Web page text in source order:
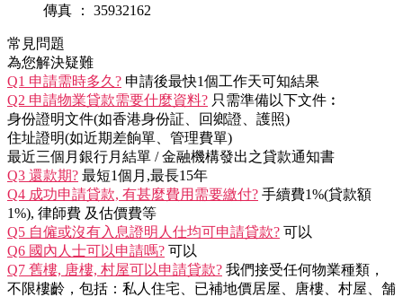
傳真 ： 35932162
常見問題
為您解決疑難
Q1 申請需時多久? 申請後最快1個工作天可知結果
Q2 申請物業貸款需要什麼資料? 只需準備以下文件︰
身份證明文件(如香港身份証、回鄉證、護照)
住址證明(如近期差餉單、管理費單)
最近三個月銀行月結單 / 金融機構發出之貸款通知書
Q3 還款期? 最短1個月,最長15年
Q4 成功申請貸款, 有甚麼費用需要繳付? 手續費1%(貸款額
1%), 律師費 及估價費等
Q5 自僱或沒有入息證明人仕均可申請貸款? 可以
Q6 國內人士可以申請嗎? 可以
Q7 舊樓, 唐樓, 村屋可以申請貸款? 我們接受任何物業種類，
不限樓齡，包括：私人住宅、已補地價居屋、唐樓、村屋、舗